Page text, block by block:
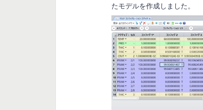
たモデルを作成しました。